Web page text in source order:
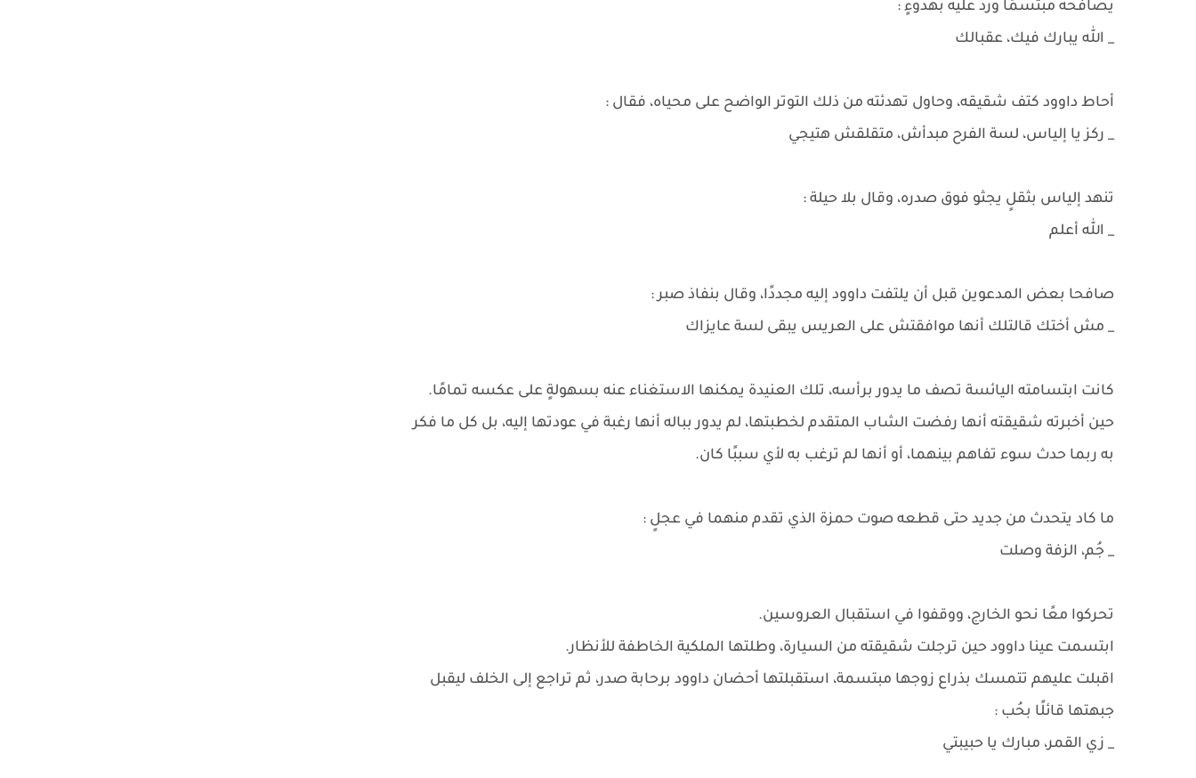
يصافحه مبتسمًا ورد عليه بهدوءٍ :
_ الله يبارك فيك، عقبالك
أحاط داوود كتف شقيقه، وحاول تهدئته من ذلك التوتر الواضح على محياه، فقال :
_ ركز يا إلياس، لسة الفرح مبدأش، متقلقش هتيجي
تنهد إلياس بثقلٍ يجثو فوق صدره، وقال بلا حيلة :
_ الله أعلم
صافحا بعض المدعوين قبل أن يلتفت داوود إليه مجددًا، وقال بنفاذ صبر :
_ مش أختك قالتلك أنها موافقتش على العريس يبقى لسة عايزاك
كانت ابتسامته اليائسة تصف ما يدور برأسه، تلك العنيدة يمكنها الاستغناء عنه بسهولةٍ على عكسه تمامًا.
حين أخبرته شقيقته أنها رفضت الشاب المتقدم لخطبتها، لم يدور بباله أنها رغبة في عودتها إليه، بل كل ما فكر
به ربما حدث سوء تفاهم بينهما، أو أنها لم ترغب به لأي سببًا كان.
ما كاد يتحدث من جديد حتى قطعه صوت حمزة الذي تقدم منهما في عجلٍ :
_ جُم، الزفة وصلت
تحركوا معًا نحو الخارج، ووقفوا في استقبال العروسين.
ابتسمت عينا داوود حين ترجلت شقيقته من السيارة، وطلتها الملكية الخاطفة للأنظار.
اقبلت عليهم تتمسك بذراع زوجها مبتسمة، استقبلتها أحضان داوود برحابة صدر، ثم تراجع إلى الخلف ليقبل
جبهتها قائلًا بحُب :
_ زي القمر، مبارك يا حبيبتي